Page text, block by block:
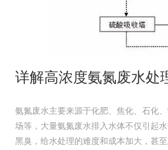
详解高浓度氨氮废水处
氨氮废水主要来源于化肥、焦化、石化
场等，大量氨氮废水排入水体不仅引起
黑臭，给水处理的难度和成本加大，甚